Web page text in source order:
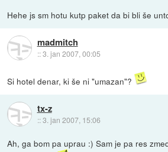
Hehe js sm hotu kutp paket da bi bli še
madmitch
::3. jan 2007, 00:05
Si hotel denar, ki še ni "umazan"?
tx-z
::3. jan 2007, 15:06
Ah, ga bom pa uprau :) Sam je pa res